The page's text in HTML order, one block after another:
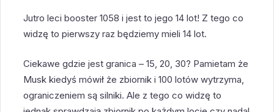
Jutro leci booster 1058 i jest to jego 14 lot! Z tego co
widzę to pierwszy raz będziemy mieli 14 lot.
Ciekawe gdzie jest granica – 15, 20, 30? Pamietam że
Musk kiedyś mówił że zbiornik i 100 lotów wytrzyma,
ograniczeniem są silniki. Ale z tego co widzę to